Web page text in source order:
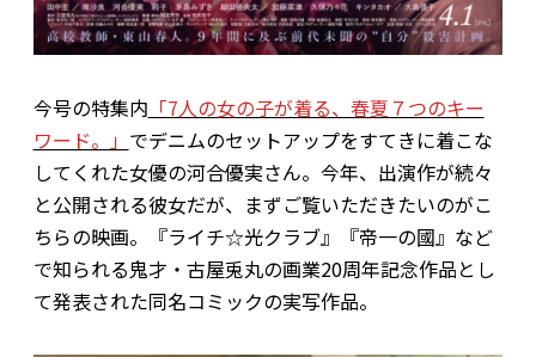
今号の特集内 「7人の女の子が着る、春夏７つのキー
ワード。」 でデニムのセットアップをすてきに着こな
してくれた女優の河合優実さん。今年、出演作が続々
と公開される彼女だが、まずご覧いただきたいのがこ
ちらの映画。『ライチ☆光クラブ』『帝一の國』など
で知られる鬼才・古屋兎丸の画業20周年記念作品とし
て発表された同名コミックの実写作品。